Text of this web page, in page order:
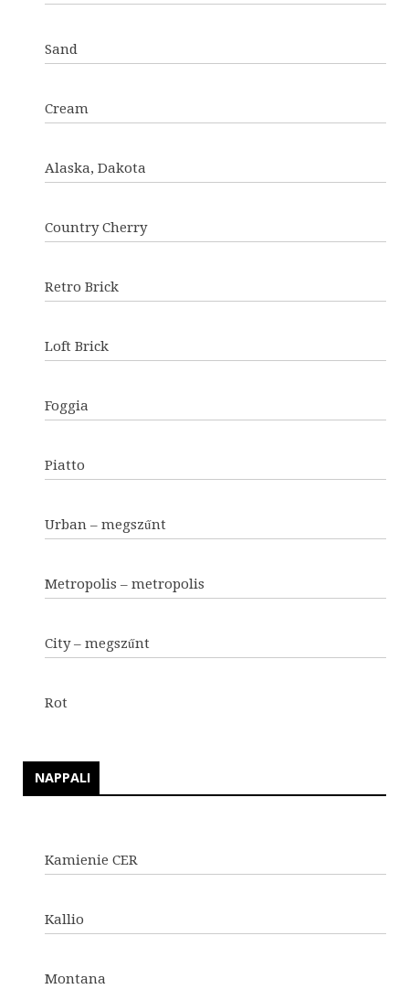
Sand
Cream
Alaska, Dakota
Country Cherry
Retro Brick
Loft Brick
Foggia
Piatto
Urban – megszűnt
Metropolis – metropolis
City – megszűnt
Rot
NAPPALI
Kamienie CER
Kallio
Montana